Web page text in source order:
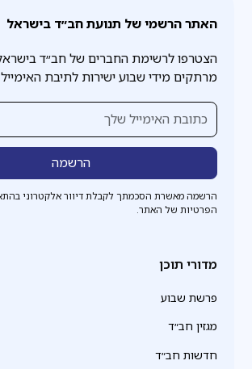
האתר הרשמי של תנועת חב״ד בישראל
הצטרפו לרשימת החברים של חב״ד
מרתקים מידי שבוע ישירות לתיבת
הרשמה מאשרת הסכמתך לקבלת דיוור אלקטרוני
הפרטיות של האתר.
מדורי תוכן
פרשת שבוע
מגזין חב״ד
חדשות חב״ד